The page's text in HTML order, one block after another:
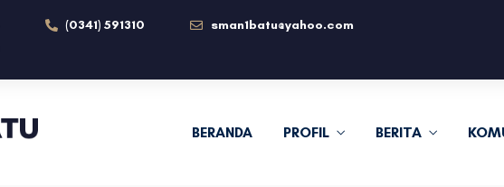
(0341) 591310
sman1batu@yahoo.com
BERANDA PROFIL BERITA